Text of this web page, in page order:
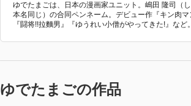
ゆでたまごは、日本の漫画家ユニット。嶋田 隆司（
本名同じ）の合同ペンネーム。デビュー作『キン肉
『闘将!!拉麵男』『ゆうれい小僧がやってきた!』など。
ゆでたまごの作品